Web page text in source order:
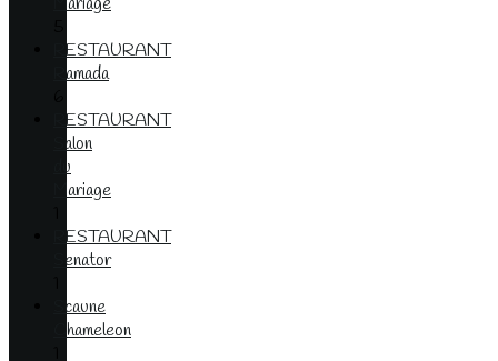
RESTAURANT
Ramada
RESTAURANT
Salon
du
Mariage
RESTAURANT
Senator
Scaune
Chameleon